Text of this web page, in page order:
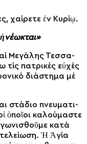
χαί­ρε­τε ἐν Κυ­ρί­ῳ.
Με­γά­λης Τεσ­σα­
πα­τρι­κές εὐ­χές
δι­ά­στη­μα μέ
στά­διο πνευ­μα­τι­
ὁ­ποῖ­οι κα­λού­μα­στε
κα­τά
Ἡ Ἁ­γί­α